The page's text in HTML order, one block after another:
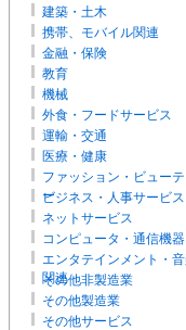
建築・土木
携帯、モバイル関連
金融・保険
教育
機械
外食・フードサービス
運輸・交通
医療・健康
ファッション・ビューテ
ー
ビジネス・人事サービス
ネットサービス
コンピュータ・通信機器
エンタテインメント・
関連
その他非製造業
その他製造業
その他サービス